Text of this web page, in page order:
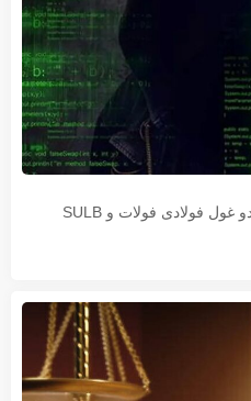
نفوذ سایبری به سِروِر اطلاعات دو غول فولادی فولات و SULB